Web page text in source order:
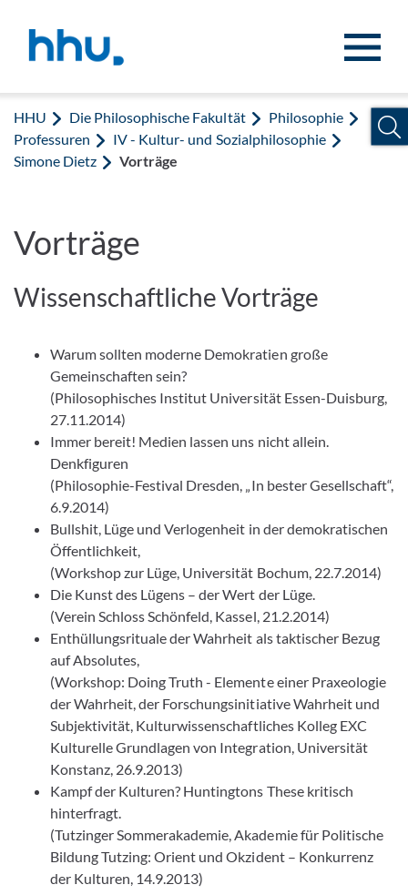
HHU Die Philosophische Fakultät
Philosophie
Professuren
IV - Kultur- und Sozialphilosophie
Simone Dietz
Vorträge
Vorträge
Wissenschaftliche Vorträge
Warum sollten moderne Demokratien große
Gemeinschaften sein?
(Philosophisches Institut Universität Essen-Duisburg,
27.11.2014)
Immer bereit! Medien lassen uns nicht allein.
Denkfiguren
(Philosophie-Festival Dresden, „In bester Gesellschaft“,
6.9.2014)
Bullshit, Lüge und Verlogenheit in der demokratischen
Öffentlichkeit,
(Workshop zur Lüge, Universität Bochum, 22.7.2014)
Die Kunst des Lügens – der Wert der Lüge.
(Verein Schloss Schönfeld, Kassel, 21.2.2014)
Enthüllungsrituale der Wahrheit als taktischer Bezug
auf Absolutes,
(Workshop: Doing Truth - Elemente einer Praxeologie
der Wahrheit, der Forschungsinitiative Wahrheit und
Subjektivität, Kulturwissenschaftliches Kolleg EXC
Kulturelle Grundlagen von Integration, Universität
Konstanz, 26.9.2013)
Kampf der Kulturen? Huntingtons These kritisch
hinterfragt.
(Tutzinger Sommerakademie, Akademie für Politische
Bildung Tutzing: Orient und Okzident – Konkurrenz
der Kulturen, 14.9.2013)